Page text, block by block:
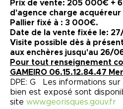
Prix de vente: 205 000€ +
d'agence charge acquéreur
Pallier fixé à : 3 000€.
Date de la vente fixée le:
Visite possible dès à
aux enchères jusqu'au 26/
Pour tout renseignement
GAMEIRO 06.15.12.84.47
DPE: G Les informations sur
bien est exposé sont
site www.georisques.gouv.fr